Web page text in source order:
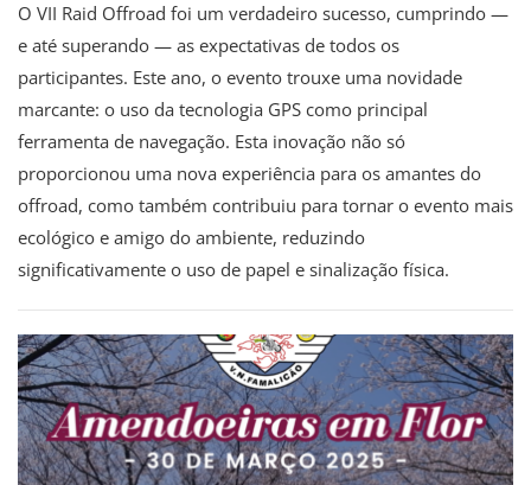
O VII Raid Offroad foi um verdadeiro sucesso, cumprindo —
e até superando — as expectativas de todos os
participantes. Este ano, o evento trouxe uma novidade
marcante: o uso da tecnologia GPS como principal
ferramenta de navegação. Esta inovação não só
proporcionou uma nova experiência para os amantes do
offroad, como também contribuiu para tornar o evento mais
ecológico e amigo do ambiente, reduzindo
significativamente o uso de papel e sinalização física.